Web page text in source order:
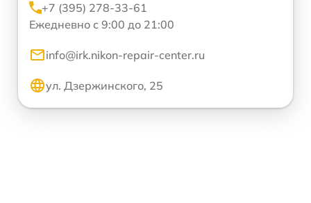
+7 (395) 278-33-61
Ежедневно с 9:00 до 21:00
info@irk.nikon-repair-center.ru
ул. Дзержинского, 25